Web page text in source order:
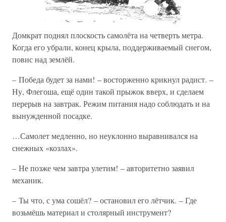
Домкрат поднял плоскость самолёта на четверть метра.
Когда его убрали, конец крыла, поддерживаемый снегом,
повис над землёй.
– Победа будет за нами! – восторженно крикнул радист. –
Ну, Флегоша, ещё один такой прыжок вверх, и сделаем
перерыв на завтрак. Режим питания надо соблюдать и на
вынужденной посадке.
…Самолет медленно, но неуклонно выравнивался на
снежных «козлах».
– Не позже чем завтра улетим! – авторитетно заявил
механик.
– Ты что, с ума сошёл? – остановил его лётчик. – Где
возьмёшь материал и столярный инструмент?